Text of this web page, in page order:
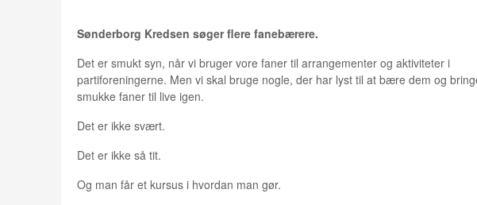
Sønderborg Kredsen søger flere fanebærere.
Det er smukt syn, når vi bruger vore faner til arrangementer og aktiviteter i
partiforeningerne. Men vi skal bruge nogle, der har lyst til at bære dem og
smukke faner til live igen.
Det er ikke svært.
Det er ikke så tit.
Og man får et kursus i hvordan man gør.